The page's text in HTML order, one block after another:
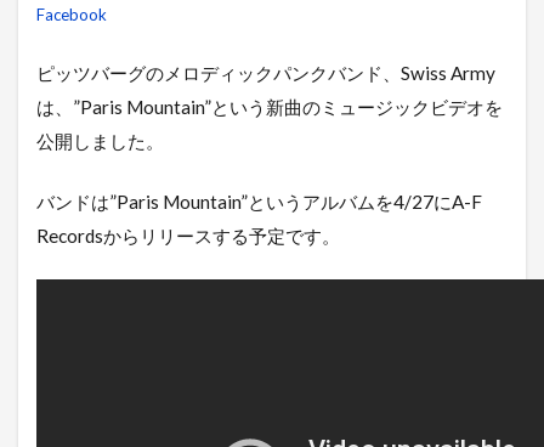
Facebook
ピッツバーグのメロディックパンクバンド、Swiss Army
は、”Paris Mountain”という新曲のミュージックビデオを
公開しました。
バンドは”Paris Mountain”というアルバムを4/27にA-F
Recordsからリリースする予定です。